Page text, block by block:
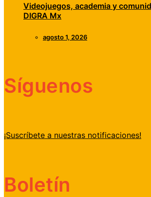
Videojuegos, academia y
DIGRA Mx
agosto 1, 2026
Síguenos
¡Suscríbete a nuestras notificaciones!
Boletín